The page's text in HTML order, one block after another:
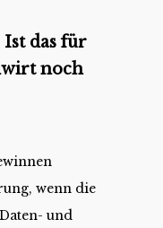
das für
noch
wenn die
und